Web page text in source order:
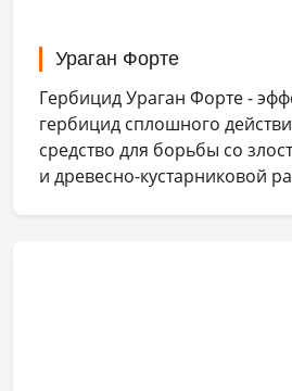
Ураган Форте
Гербицид Ураган Форте -
гербицид сплошного
средство для борьбы со
и древесно-кустарниковой